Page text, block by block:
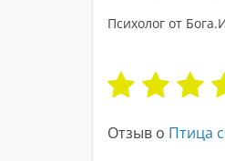
Психолог от
Отзыв о Птица